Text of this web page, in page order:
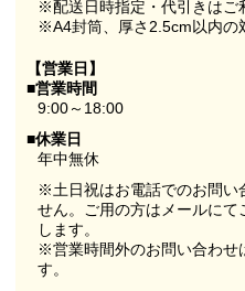
※配送日時指定・代引きはご
※A4封筒、厚さ2.5cm以内の
【営業日】
■営業時間
9:00～18:00
■休業日
年中無休
※土日祝はお電話でのお問い
せん。ご用の方はメールに
します。
※営業時間外のお問い合わせ
す。